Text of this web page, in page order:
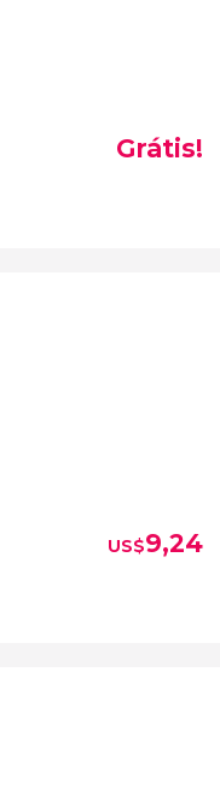
Grátis!
US$9,24